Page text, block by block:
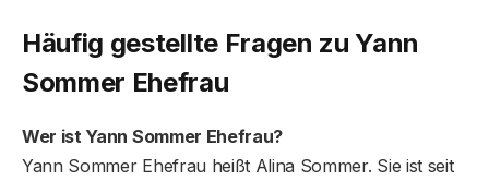
Häufig gestellte Fragen zu Yann
Sommer Ehefrau
Wer ist Yann Sommer Ehefrau?
Yann Sommer Ehefrau heißt Alina Sommer. Sie ist seit